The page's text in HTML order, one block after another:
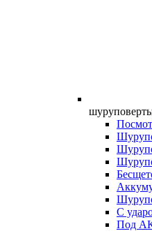
С
Под